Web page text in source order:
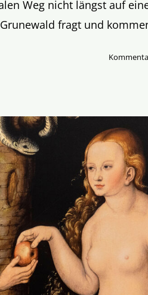
Weg nicht längst auf
fragt und